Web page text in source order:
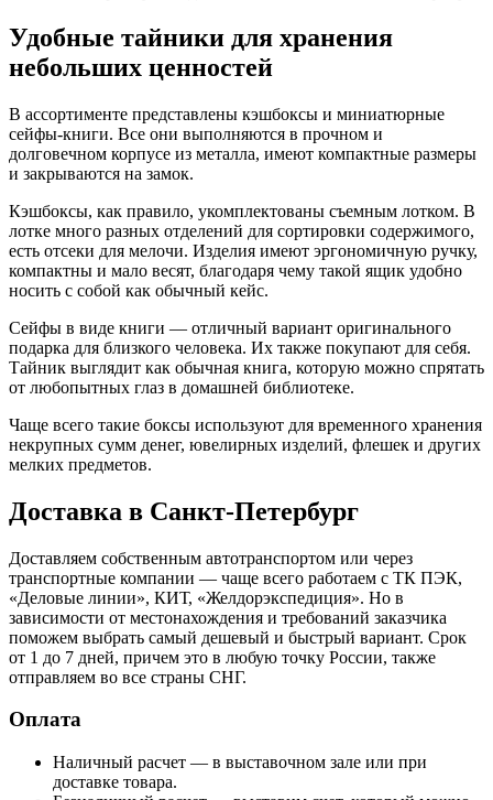
Удобные тайники для хранения
небольших ценностей
В ассортименте представлены кэшбоксы и миниатюрные
сейфы-книги. Все они выполняются в прочном и
долговечном корпусе из металла, имеют компактные размеры
и закрываются на замок.
Кэшбоксы, как правило, укомплектованы съемным лотком. В
лотке много разных отделений для сортировки содержимого,
есть отсеки для мелочи. Изделия имеют эргономичную ручку,
компактны и мало весят, благодаря чему такой ящик удобно
носить с собой как обычный кейс.
Сейфы в виде книги — отличный вариант оригинального
подарка для близкого человека. Их также покупают для себя.
Тайник выглядит как обычная книга, которую можно спрятать
от любопытных глаз в домашней библиотеке.
Чаще всего такие боксы используют для временного хранения
некрупных сумм денег, ювелирных изделий, флешек и других
мелких предметов.
Доставка в Санкт-Петербург
Доставляем собственным автотранспортом или через
транспортные компании — чаще всего работаем с ТК ПЭК,
«Деловые линии», КИТ, «Желдорэкспедиция». Но в
зависимости от местонахождения и требований заказчика
поможем выбрать самый дешевый и быстрый вариант. Срок
от 1 до 7 дней, причем это в любую точку России, также
отправляем во все страны СНГ.
Оплата
Наличный расчет — в выставочном зале или при
доставке товара.